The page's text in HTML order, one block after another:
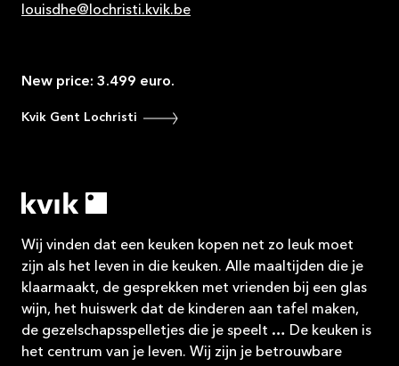
louisdhe@lochristi.kvik.be
New price: 3.499 euro.
Kvik Gent Lochristi
Wij vinden dat een keuken kopen net zo leuk moet
zijn als het leven in die keuken. Alle maaltijden die je
klaarmaakt, de gesprekken met vrienden bij een glas
wijn, het huiswerk dat de kinderen aan tafel maken,
de gezelschapsspelletjes die je speelt … De keuken is
het centrum van je leven. Wij zijn je betrouwbare